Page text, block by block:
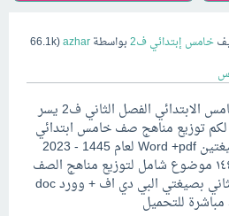
خامس إبتدائي ف2 بواسطةazhar
(
66.1k
توزيع جميع مواد الصف الخامس الابتدائي الفصل الثاني ف2 يسر
توزيع مناهج صف خامس ابتدائي
الفصل الدراسي الثاني بالصيغتين Word +pdf لعام 1445 - 2023
توزيع خامس الترم الثاني ١٤٤٥ موضوع شامل لتوزيع مناهج الصف
الخامس الابتدائي الفصل الثاني بصيغتي البي دي اف + وورد doc
للتحميل